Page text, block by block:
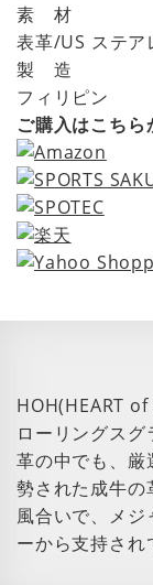
素 材
表革/US ステア
製 造
フィリピン
ご購入はこちら
HOH(HEART
ローリングス
革の中でも、
勢された成牛の
風合いで、メジ
ーから支持され